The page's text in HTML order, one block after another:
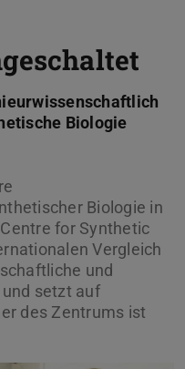
Biologie
Biologie in
for Synthetic
Vergleich
und
setzt auf
des Zentrums ist